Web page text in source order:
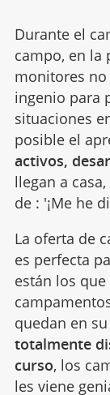
Durante el
campo, en la
monitores
ingenio para
situaciones
posible el
activos,
llegan a
de : '¡Me he
La oferta de
es perfecta
están los
quedan en
totalmente
curso, los
les viene